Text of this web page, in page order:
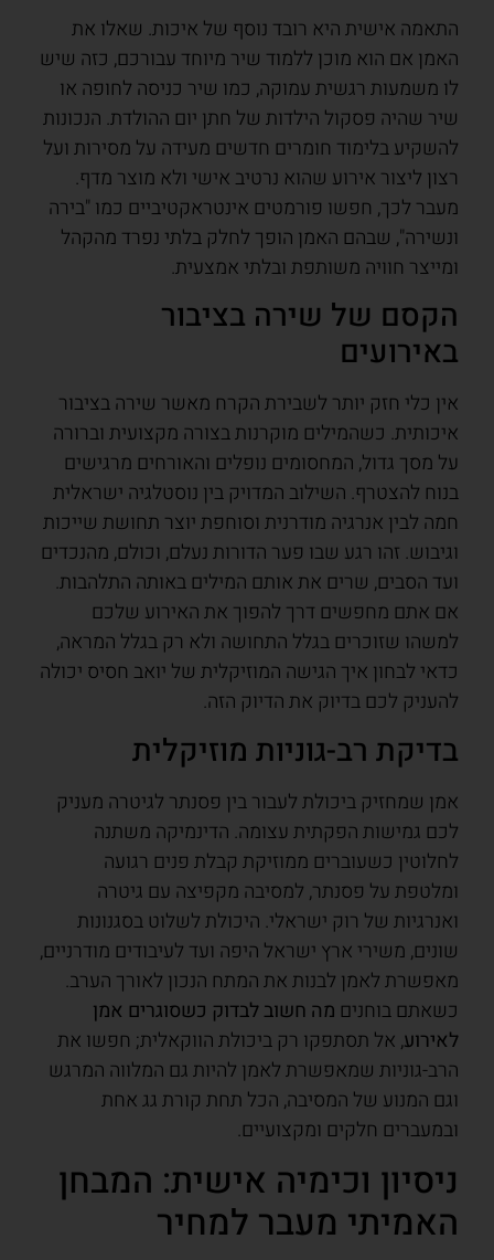
התאמה אישית היא רובד נוסף של איכות. שאלו את
האמן אם הוא מוכן ללמוד שיר מיוחד עבורכם, כזה שיש
לו משמעות רגשית עמוקה, כמו שיר כניסה לחופה או
שיר שהיה פסקול הילדות של חתן יום ההולדת. הנכונות
להשקיע בלימוד חומרים חדשים מעידה על מסירות ועל
רצון ליצור אירוע שהוא נרטיב אישי ולא מוצר מדף.
מעבר לכך, חפשו פורמטים אינטראקטיביים כמו "בירה
ונשירה", שבהם האמן הופך לחלק בלתי נפרד מהקהל
ומייצר חוויה משותפת ובלתי אמצעית.
הקסם של שירה בציבור
באירועים
אין כלי חזק יותר לשבירת הקרח מאשר שירה בציבור
איכותית. כשהמילים מוקרנות בצורה מקצועית וברורה
על מסך גדול, המחסומים נופלים והאורחים מרגישים
בנוח להצטרף. השילוב המדויק בין נוסטלגיה ישראלית
חמה לבין אנרגיה מודרנית וסוחפת יוצר תחושת שייכות
וגיבוש. זהו רגע שבו פער הדורות נעלם, וכולם, מהנכדים
ועד הסבים, שרים את אותם המילים באותה התלהבות.
אם אתם מחפשים דרך להפוך את האירוע שלכם
למשהו שזוכרים בגלל התחושה ולא רק בגלל המראה,
כדאי לבחון איך הגישה המוזיקלית של יואב חסיס יכולה
להעניק לכם בדיוק את הדיוק הזה.
בדיקת רב-גוניות מוזיקלית
אמן שמחזיק ביכולת לעבור בין פסנתר לגיטרה מעניק
לכם גמישות הפקתית עצומה. הדינמיקה משתנה
לחלוטין כשעוברים ממוזיקת קבלת פנים רגועה
ומלטפת על פסנתר, למסיבה מקפיצה עם גיטרה
ואנרגיות של רוק ישראלי. היכולת לשלוט בסגנונות
שונים, משירי ארץ ישראל היפה ועד לעיבודים מודרניים,
מאפשרת לאמן לבנות את המתח הנכון לאורך הערב.
כשאתם בוחנים מה חשוב לבדוק כשסוגרים אמן
לאירוע, אל תסתפקו רק ביכולת הווקאלית; חפשו את
הרב-גוניות שמאפשרת לאמן להיות גם המלווה המרגש
וגם המנוע של המסיבה, הכל תחת קורת גג אחת
ובמעברים חלקים ומקצועיים.
ניסיון וכימיה אישית: המבחן
האמיתי מעבר למחיר